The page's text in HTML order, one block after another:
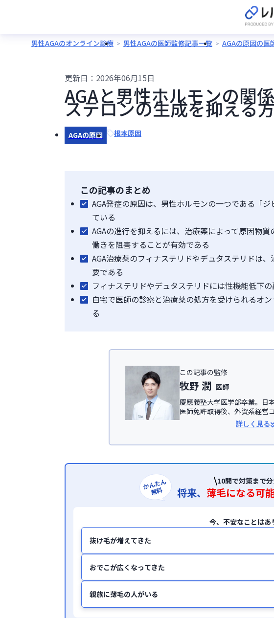
男性AGAのオンライン診療 男性AGAの医師監修記事一覧 AGAの原因の医
更新日： 2026年06月15日
AGAと男性ホルモンの関
ステロンの生成を抑える
AGAの原因 根本原因
この記事のまとめ
AGA発症の原因は、男性ホルモンの一つである「
ている
AGAの進行を抑えるには、治療薬によって原因物
働きを阻害することが有効である
AGA治療薬のフィナステリドやデュタステリドは
要である
フィナステリドやデュタステリドには性機能低下
自宅で医師の診察と治療薬の処方を受けられるオ
る
この記事の監修
牧野 潤 医師
慶應義塾大学医学部卒業。日
医師免許取得後、外資系経営
慶應義塾大学医学部助教を経
日本形成外科学会
日本美容外科学会(JSAPS)
詳しく見る
かんたん
無料
10問で対策まで分
将来、 薄毛になる可
今、不安なことはあ
抜け毛が増えてきた
おでこが広くなってきた
親族に薄毛の人がいる